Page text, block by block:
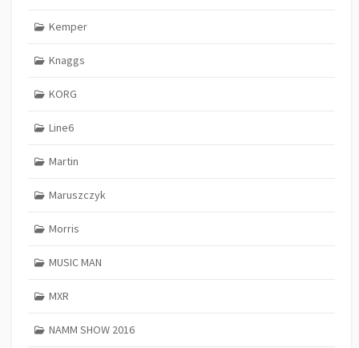
Kemper
Knaggs
KORG
Line6
Martin
Maruszczyk
Morris
MUSIC MAN
MXR
NAMM SHOW 2016